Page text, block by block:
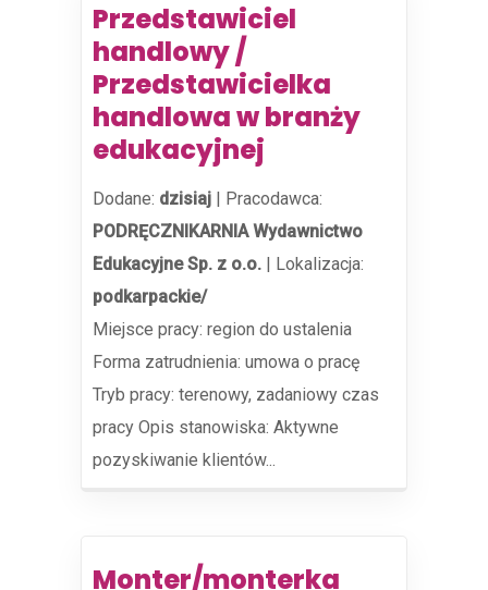
Przedstawiciel
handlowy /
Przedstawicielka
handlowa w branży
edukacyjnej
Dodane: dzisiaj | Pracodawca:
PODRĘCZNIKARNIA Wydawnictwo
Edukacyjne Sp. z o.o. | Lokalizacja:
podkarpackie/
Miejsce pracy: region do ustalenia
Forma zatrudnienia: umowa o pracę
Tryb pracy: terenowy, zadaniowy czas
pracy Opis stanowiska: Aktywne
pozyskiwanie klientów...
Monter/monterka